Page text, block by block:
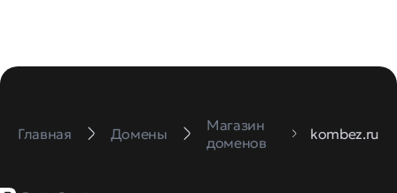
Главная Домены
Магазин
доменов
kombez.ru